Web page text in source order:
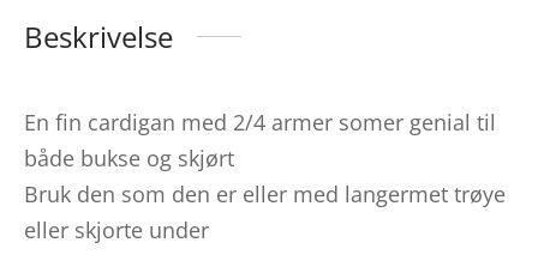
Beskrivelse
En fin cardigan med 2/4 armer somer genial til
både bukse og skjørt
Bruk den som den er eller med langermet trøye
eller skjorte under